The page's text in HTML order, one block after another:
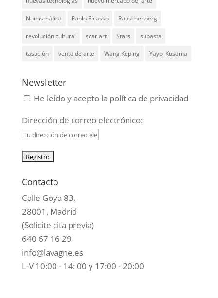
Numismática Pablo Picasso Rauschenberg
revolución cultural scar art Stars subasta
tasación venta de arte Wang Keping Yayoi Kusama
Newsletter
He leído y acepto la política de privacidad
Dirección de correo electrónico:
Contacto
Calle Goya 83,
28001, Madrid
(Solicite cita previa)
640 67 16 29
info@lavagne.es
L-V 10:00 - 14: 00 y 17:00 - 20:00